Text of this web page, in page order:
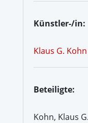
Künstler-/in:
Klaus G. Kohn
Beteiligte:
Kohn, Klaus